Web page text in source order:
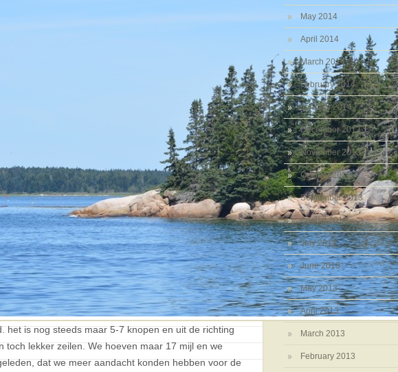
het is nog steeds maar 5-7 knopen en uit de richting
toch lekker zeilen. We hoeven maar 17 mijl en we
dat we meer aandacht konden hebben voor de
May 2014
April 2014
March 2014
February 2014
January 2014
December 2013
November 2013
October 2013
September 2013
August 2013
July 2013
June 2013
May 2013
April 2013
March 2013
February 2013